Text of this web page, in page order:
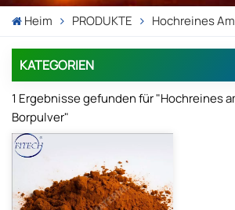
Heim PRODUKTE Hochreines
KATEGORIEN
1 Ergebnisse gefunden für "Hochreines
Borpulver"